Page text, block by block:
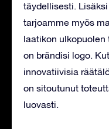
täydellisesti.
tarjoamme myös
laatikon ulkopuolen
on brändisi logo.
innovatiivisia
on sitoutunut
luovasti.